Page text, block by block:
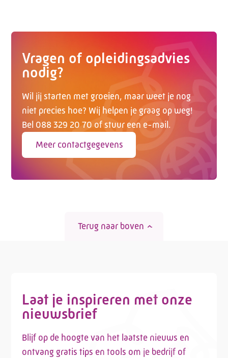
Vragen of opleidingsadvies
nodig?
Wil jij starten met groeien, maar weet je nog
niet precies hoe? Wij helpen je graag op weg!
Bel 088 329 20 70 of stuur een e-mail.
Meer contactgegevens
Terug naar boven
Laat je inspireren met onze
nieuwsbrief
Blijf op de hoogte van het laatste nieuws en
ontvang gratis tips en tools om je bedrijf of